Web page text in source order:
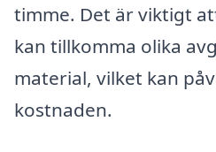
timme. Det är viktigt
kan tillkomma olika
material, vilket kan
kostnaden.